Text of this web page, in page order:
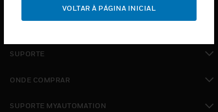
toggle view
toggle view
SUPORTE
ONDE COMPRAR
SUPORTE MYAUTOMATION
VOLTAR À PÁGINA INICIAL